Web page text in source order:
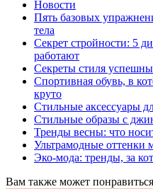
Новости
Пять базовых
тела
Секрет стройности: 5
работают
Секреты стиля
Спортивная обувь, в
круто
Стильные аксессуары
Стильные образы с
Тренды весны: что
Ультрамодные оттенки
Эко-мода: тренды, за
Вам также может понравиться